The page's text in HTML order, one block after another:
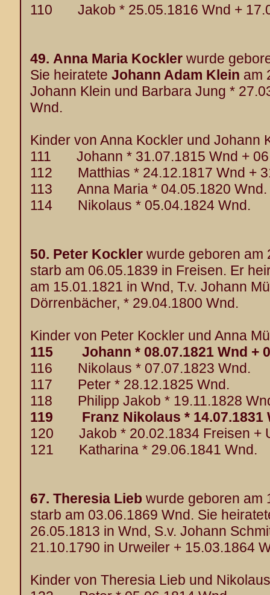
110 Jakob * 25.05.1816 Wnd +
49. Anna Maria Kockler wurde
Sie heiratete Johann Adam Klein am
Johann Klein und Barbara Jung *
Wnd.
Kinder von Anna Kockler und Johann
111 Johann * 31.07.1815 Wnd +
112 Matthias * 24.12.1817 Wnd +
113 Anna Maria * 04.05.1820 Wnd.
114 Nikolaus * 05.04.1824 Wnd.
50. Peter Kockler wurde geboren am
starb am 06.05.1839 in Freisen. Er
am 15.01.1821 in Wnd, T.v. Johann
Dörrenbächer, * 29.04.1800 Wnd.
Kinder von Peter Kockler und Anna
115 Johann * 08.07.1821 Wnd +
116 Nikolaus * 07.07.1823 Wnd.
117 Peter * 28.12.1825 Wnd.
118 Philipp Jakob * 19.11.1828
119 Franz Nikolaus * 14.07.1831
120 Jakob * 20.02.1834 Freisen +
121 Katharina * 29.06.1841 Wnd.
67. Theresia Lieb wurde geboren am
starb am 03.06.1869 Wnd. Sie
26.05.1813 in Wnd, S.v. Johann
21.10.1790 in Urweiler + 15.03.1864
Kinder von Theresia Lieb und